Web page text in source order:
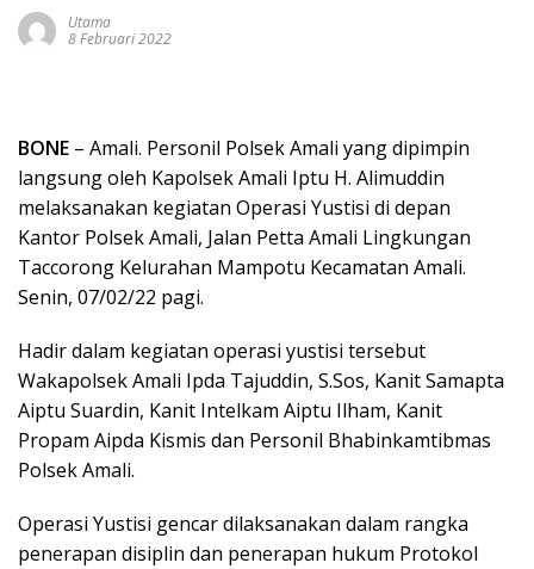
Utama
8 Februari 2022
BONE – Amali. Personil Polsek Amali yang dipimpin
langsung oleh Kapolsek Amali Iptu H. Alimuddin
melaksanakan kegiatan Operasi Yustisi di depan
Kantor Polsek Amali, Jalan Petta Amali Lingkungan
Taccorong Kelurahan Mampotu Kecamatan Amali.
Senin, 07/02/22 pagi.
Hadir dalam kegiatan operasi yustisi tersebut
Wakapolsek Amali Ipda Tajuddin, S.Sos, Kanit Samapta
Aiptu Suardin, Kanit Intelkam Aiptu Ilham, Kanit
Propam Aipda Kismis dan Personil Bhabinkamtibmas
Polsek Amali.
Operasi Yustisi gencar dilaksanakan dalam rangka
penerapan disiplin dan penerapan hukum Protokol